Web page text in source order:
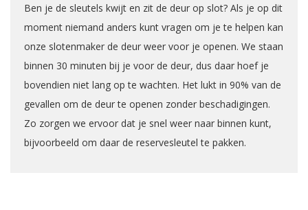
Ben je de sleutels kwijt en zit de deur op slot? Als je op dit
moment niemand anders kunt vragen om je te helpen kan
onze slotenmaker de deur weer voor je openen. We staan
binnen 30 minuten bij je voor de deur, dus daar hoef je
bovendien niet lang op te wachten. Het lukt in 90% van de
gevallen om de deur te openen zonder beschadigingen.
Zo zorgen we ervoor dat je snel weer naar binnen kunt,
bijvoorbeeld om daar de reservesleutel te pakken.